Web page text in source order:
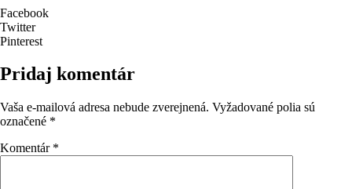
Facebook
Twitter
Pinterest
Pridaj komentár
Vaša e-mailová adresa nebude zverejnená. Vyžadované polia sú
označené *
Komentár *